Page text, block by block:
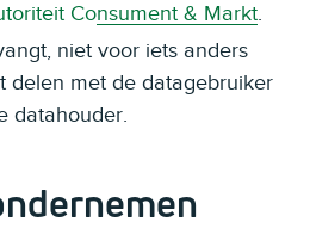
Consument & Markt.
niet voor iets anders
delen met de datagebruiker
datahouder.